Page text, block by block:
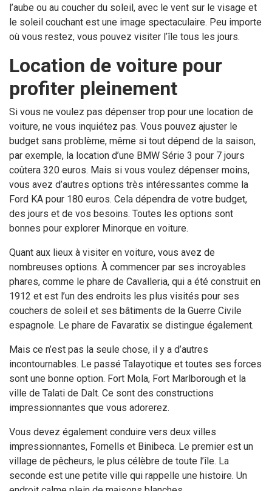
l’aube ou au coucher du soleil, avec le vent sur le visage et
le soleil couchant est une image spectaculaire. Peu importe
où vous restez, vous pouvez visiter l’île tous les jours.
Location de voiture pour
profiter pleinement
Si vous ne voulez pas dépenser trop pour une location de
voiture, ne vous inquiétez pas. Vous pouvez ajuster le
budget sans problème, même si tout dépend de la saison,
par exemple, la location d’une BMW Série 3 pour 7 jours
coûtera 320 euros. Mais si vous voulez dépenser moins,
vous avez d’autres options très intéressantes comme la
Ford KA pour 180 euros. Cela dépendra de votre budget,
des jours et de vos besoins. Toutes les options sont
bonnes pour explorer Minorque en voiture.
Quant aux lieux à visiter en voiture, vous avez de
nombreuses options. À commencer par ses incroyables
phares, comme le phare de Cavalleria, qui a été construit en
1912 et est l’un des endroits les plus visités pour ses
couchers de soleil et ses bâtiments de la Guerre Civile
espagnole. Le phare de Favaratix se distingue également.
Mais ce n’est pas la seule chose, il y a d’autres
incontournables. Le passé Talayotique et toutes ses forces
sont une bonne option. Fort Mola, Fort Marlborough et la
ville de Talati de Dalt. Ce sont des constructions
impressionnantes que vous adorerez.
Vous devez également conduire vers deux villes
impressionnantes, Fornells et Binibeca. Le premier est un
village de pêcheurs, le plus célèbre de toute l’île. La
seconde est une petite ville qui rappelle une histoire. Un